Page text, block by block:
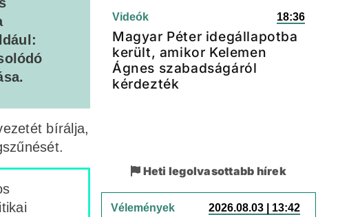
bírálja,
Videók 18:36
Magyar Péter idegállapotba
került, amikor Kelemen
Ágnes szabadságáról
kérdezték
Heti legolvasottabb hírek
Vélemények 2026.08.03 | 13:42